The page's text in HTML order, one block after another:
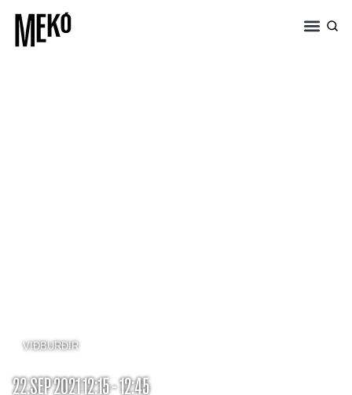
VIÐBURÐIR
22.SEP 2021 12:15 - 12:45